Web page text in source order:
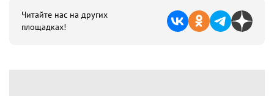
Читайте нас на других
площадках!